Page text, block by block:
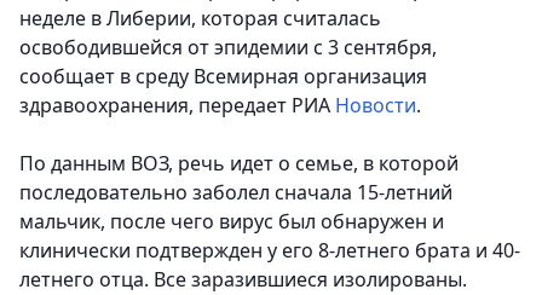
неделе в Либерии, которая считалась
освободившейся от эпидемии с 3 сентября,
сообщает в среду Всемирная организация
здравоохранения, передает РИА Новости.
По данным ВОЗ, речь идет о семье, в которой
последовательно заболел сначала 15-летний
мальчик, после чего вирус был обнаружен и
клинически подтвержден у его 8-летнего брата и 40-
летнего отца. Все заразившиеся изолированы.